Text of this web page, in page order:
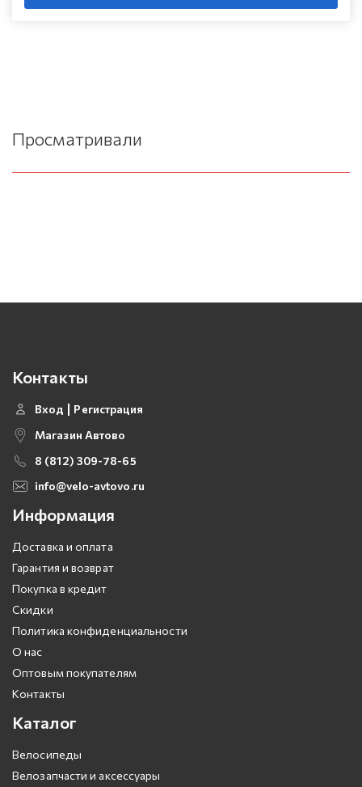
Просматривали
Контакты
Вход
Регистрация
Магазин Автово
8 (812) 309-78-65
info@velo-avtovo.ru
Информация
Доставка и оплата
Гарантия и возврат
Покупка в кредит
Скидки
Политика конфиденциальности
О нас
Оптовым покупателям
Контакты
Каталог
Велосипеды
Велозапчасти и аксессуары